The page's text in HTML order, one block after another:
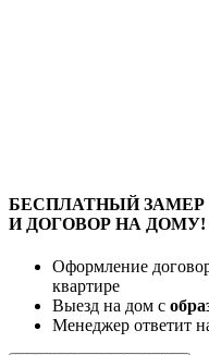
БЕСПЛАТНЫЙЗАМЕР
И ДОГОВОР НА ДОМУ!
Оформление
квартире
Выезд на дом с
Менеджер ответит